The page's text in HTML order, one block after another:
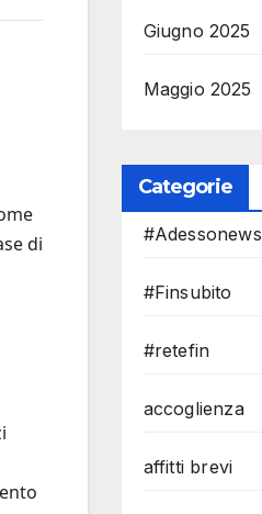
di
Giugno 2025
Maggio 2025
Categorie
#Adessonews
#Finsubito
#retefin
accoglienza
affitti brevi